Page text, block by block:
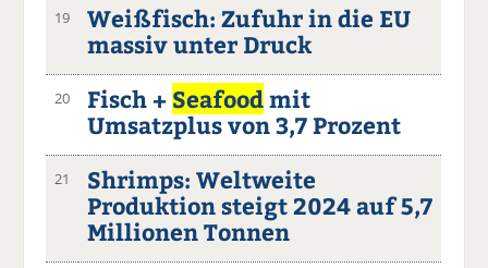
19
Weißfisch: Zufuhr in die EU
massiv unter Druck
20 Fisch + Seafoodmit
Umsatzplus von 3,7 Prozent
21
Shrimps: Weltweite
Produktion steigt 2024 auf 5,7
Millionen Tonnen